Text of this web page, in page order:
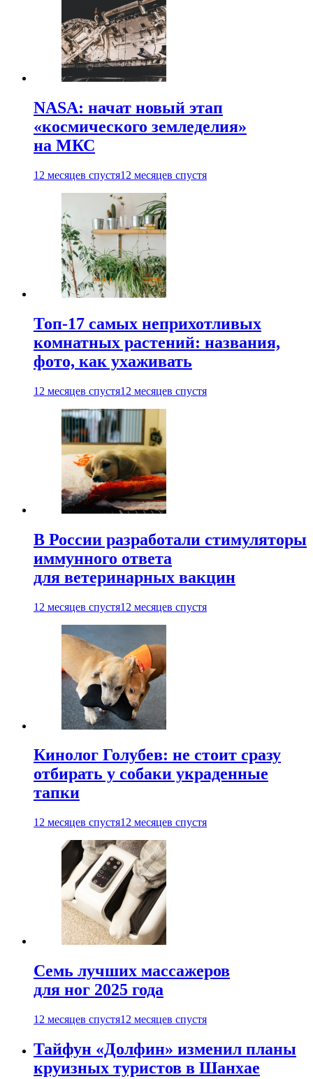
NASA: начат новый этап
«космического земледелия»
на МКС
12 месяцев спустя12 месяцев спустя
Топ-17 самых неприхотливых
комнатных растений: названия,
фото, как ухаживать
12 месяцев спустя12 месяцев спустя
В России разработали стимуляторы
иммунного ответа
для ветеринарных вакцин
12 месяцев спустя12 месяцев спустя
Кинолог Голубев: не стоит сразу
отбирать у собаки украденные
тапки
12 месяцев спустя12 месяцев спустя
Семь лучших массажеров
для ног 2025 года
12 месяцев спустя12 месяцев спустя
Тайфун «Долфин» изменил планы
круизных туристов в Шанхае